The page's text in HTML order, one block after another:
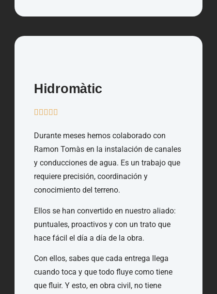
Hidromàtic
Durante meses hemos colaborado con
Ramon Tomàs en la instalación de canales
y conducciones de agua. Es un trabajo que
requiere precisión, coordinación y
conocimiento del terreno.
Ellos se han convertido en nuestro aliado:
puntuales, proactivos y con un trato que
hace fácil el día a día de la obra.
Con ellos, sabes que cada entrega llega
cuando toca y que todo fluye como tiene
que fluir. Y esto, en obra civil, no tiene